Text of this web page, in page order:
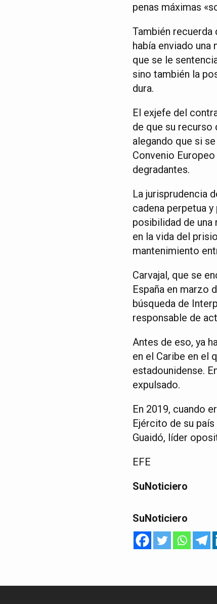
penas máximas
También recuerda
había enviado
que se le
sino también la
dura.
El exjefe del
de que su recurso
alegando que si
Convenio
degradantes.
La jurisprudencia
cadena perpetua
posibilidad de
en la vida del
mantenimiento
Carvajal, que se
España en marzo
búsqueda de
responsable de
Antes de eso, ya
en el Caribe en el
estadounidense.
expulsado.
En 2019, cuando
Ejército de su
Guaidó, líder
EFE
SuNoticiero
SuNoticiero